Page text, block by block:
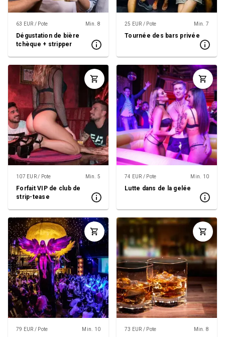
63 EUR / Pote Min. 8
Dégustation de bière
tchèque + stripper
25 EUR / Pote Min. 7
Tournée des bars privée
107 EUR / Pote Min. 5
Forfait VIP de club de
strip-tease
74 EUR / Pote Min. 10
Lutte dans de la gelée
79 EUR / Pote Min. 10 73 EUR / Pote Min. 8